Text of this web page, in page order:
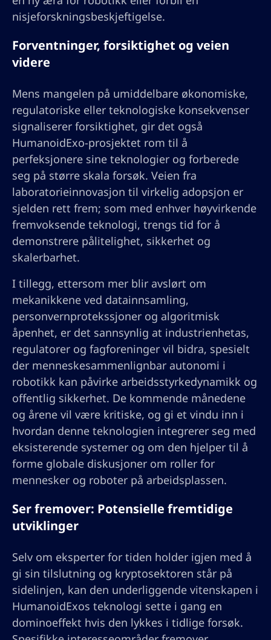
nisjeforskningsbeskjeftigelse.
Forventninger, forsiktighet og veien
videre
Mens mangelen på umiddelbare økonomiske,
regulatoriske eller teknologiske konsekvenser
signaliserer forsiktighet, gir det også
HumanoidExo-prosjektet rom til å
perfeksjonere sine teknologier og forberede
seg på større skala forsøk. Veien fra
laboratorieinnovasjon til virkelig adopsjon er
sjelden rett frem; som med enhver høyvirkende
fremvoksende teknologi, trengs tid for å
demonstrere pålitelighet, sikkerhet og
skalerbarhet.
I tillegg, ettersom mer blir avslørt om
mekanikkene ved datainnsamling,
personvernprotekssjoner og algoritmisk
åpenhet, er det sannsynlig at industrienhetas,
regulatorer og fagforeninger vil bidra, spesielt
der menneskesammenlignbar autonomi i
robotikk kan påvirke arbeidsstyrkedynamikk og
offentlig sikkerhet. De kommende månedene
og årene vil være kritiske, og gi et vindu inn i
hvordan denne teknologien integrerer seg med
eksisterende systemer og om den hjelper til å
forme globale diskusjoner om roller for
mennesker og roboter på arbeidsplassen.
Ser fremover: Potensielle fremtidige
utviklinger
Selv om eksperter for tiden holder igjen med å
gi sin tilslutning og kryptosektoren står på
sidelinjen, kan den underliggende vitenskapen i
HumanoidExos teknologi sette i gang en
dominoeffekt hvis den lykkes i tidlige forsøk.